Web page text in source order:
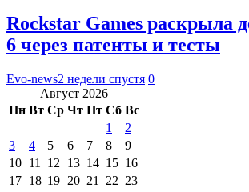
Rockstar Games раскрыла
6 через патенты и тесты
Evo-news2 недели спустя 0
Август 2026
Пн Вт Ср Чт Пт Сб Вс
1
2
3
4 5 6 7 8
9
10 11 12 13 14 15 16
17 18 19 20 21 22 23